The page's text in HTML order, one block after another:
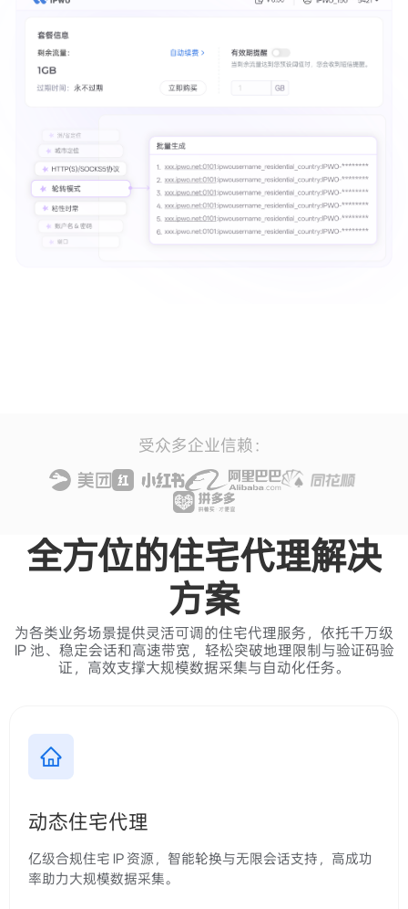
受众多企业信赖：
全方位的住宅代理解决
方案
为各类业务场景提供灵活可调的住宅代理服务，依托千万级
IP 池、稳定会话和高速带宽，轻松突破地理限制与验证码验
证，高效支撑大规模数据采集与自动化任务。
动态住宅代理
亿级合规住宅 IP 资源，智能轮换与无限会话支持，高成功
率助力大规模数据采集。